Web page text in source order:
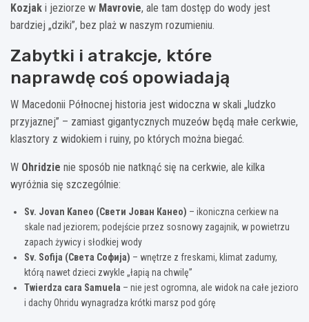
Kozjak i jeziorze w Mavrovie, ale tam dostęp do wody jest
bardziej „dziki”, bez plaż w naszym rozumieniu.
Zabytki i atrakcje, które
naprawdę coś opowiadają
W Macedonii Północnej historia jest widoczna w skali „ludzko
przyjaznej” – zamiast gigantycznych muzeów będą małe cerkwie,
klasztory z widokiem i ruiny, po których można biegać.
W Ohridzie nie sposób nie natknąć się na cerkwie, ale kilka
wyróżnia się szczególnie:
Sv. Jovan Kaneo (Свети Јован Канео) – ikoniczna cerkiew na
skale nad jeziorem; podejście przez sosnowy zagajnik, w powietrzu
zapach żywicy i słodkiej wody
Sv. Sofija (Света Софија) – wnętrze z freskami, klimat zadumy,
którą nawet dzieci zwykle „łapią na chwilę”
Twierdza cara Samuela – nie jest ogromna, ale widok na całe jezioro
i dachy Ohridu wynagradza krótki marsz pod górę